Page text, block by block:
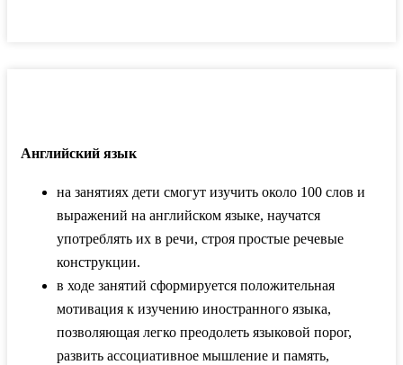
Английский язык
на занятиях дети смогут изучить около 100 слов и
выражений на английском языке, научатся
употреблять их в речи, строя простые речевые
конструкции.
в ходе занятий сформируется положительная
мотивация к изучению иностранного языка,
позволяющая легко преодолеть языковой порог,
развить ассоциативное мышление и память,